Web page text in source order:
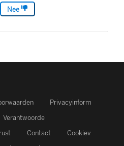
t
n
i
Nee
Privacyinform
Verantwoorde
Contact
Cookiev